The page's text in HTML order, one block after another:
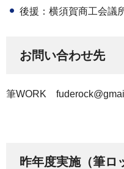
後援：横須賀商工会議
お問い合わせ先
筆WORK
昨年度実施（筆ロ